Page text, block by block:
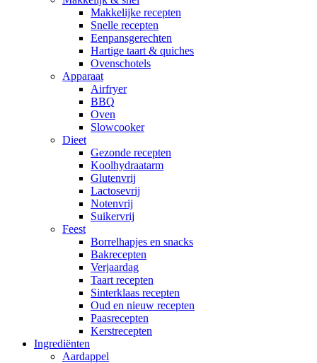
Makkelijke recepten
Snelle recepten
Eenpansgerechten
Hartige taart & quiches
Ovenschotels
Apparaat
Airfryer
BBQ
Oven
Slowcooker
Dieet
Gezonde recepten
Koolhydraatarm
Glutenvrij
Lactosevrij
Notenvrij
Suikervrij
Feest
Borrelhapjes en snacks
Bakrecepten
Verjaardag
Taart recepten
Sinterklaas recepten
Oud en nieuw recepten
Paasrecepten
Kerstrecepten
Ingrediënten
Aardappel